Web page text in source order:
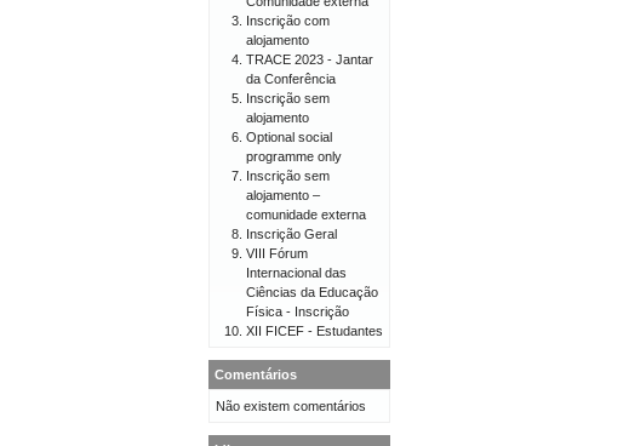
Inscrição com
alojamento
TRACE 2023 - Jantar
da Conferência
Inscrição sem
alojamento
Optional social
programme only
Inscrição sem
alojamento –
comunidade externa
Inscrição Geral
VIII Fórum
Internacional das
Ciências da Educação
Física - Inscrição
XII FICEF - Estudantes
Comentários
Não existem comentários